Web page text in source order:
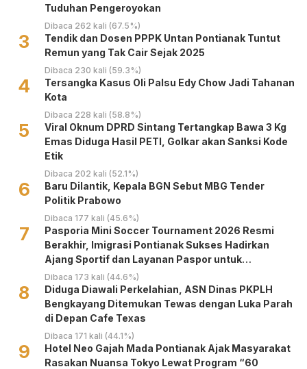
Tuduhan Pengeroyokan
Dibaca 262 kali (67.5%)
3
Tendik dan Dosen PPPK Untan Pontianak Tuntut
Remun yang Tak Cair Sejak 2025
Dibaca 230 kali (59.3%)
4
Tersangka Kasus Oli Palsu Edy Chow Jadi Tahanan
Kota
Dibaca 228 kali (58.8%)
5
Viral Oknum DPRD Sintang Tertangkap Bawa 3 Kg
Emas Diduga Hasil PETI, Golkar akan Sanksi Kode
Etik
Dibaca 202 kali (52.1%)
6
Baru Dilantik, Kepala BGN Sebut MBG Tender
Politik Prabowo
Dibaca 177 kali (45.6%)
7
Pasporia Mini Soccer Tournament 2026 Resmi
Berakhir, Imigrasi Pontianak Sukses Hadirkan
Ajang Sportif dan Layanan Paspor untuk
Masyarakat
Dibaca 173 kali (44.6%)
8
Diduga Diawali Perkelahian, ASN Dinas PKPLH
Bengkayang Ditemukan Tewas dengan Luka Parah
di Depan Cafe Texas
Dibaca 171 kali (44.1%)
9
Hotel Neo Gajah Mada Pontianak Ajak Masyarakat
Rasakan Nuansa Tokyo Lewat Program “60